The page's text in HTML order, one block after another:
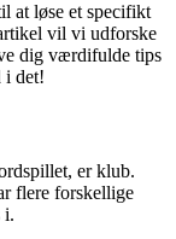
at løse et specifikt
vil vi udforske
dig værdifulde tips
i det!
er klub.
flere forskellige
i.